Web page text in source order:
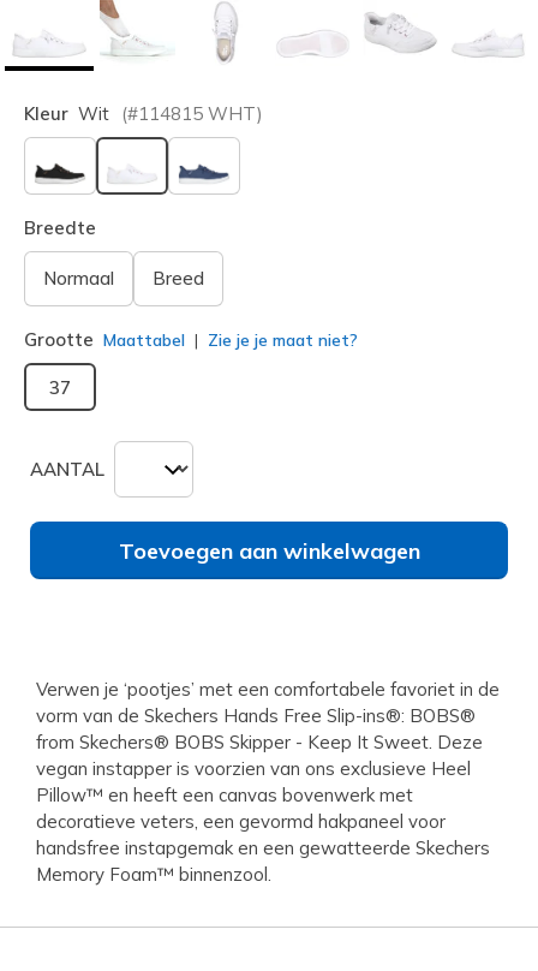
Kleur Wit (#114815 WHT)
geselecteerd
Breedte
Normaal Breed
Grootte Maattabel Zie je je maat niet?
37
AANTAL
Toevoegen aan winkelwagen
Verwen je ‘pootjes’ met een comfortabele favoriet in de
vorm van de Skechers Hands Free Slip-ins®: BOBS®
from Skechers® BOBS Skipper - Keep It Sweet. Deze
vegan instapper is voorzien van ons exclusieve Heel
Pillow™ en heeft een canvas bovenwerk met
decoratieve veters, een gevormd hakpaneel voor
handsfree instapgemak en een gewatteerde Skechers
Memory Foam™ binnenzool.